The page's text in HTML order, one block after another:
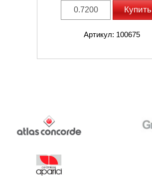
Купить
Артикул: 100675